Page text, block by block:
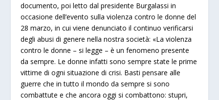
documento, poi letto dal presidente Burgalassi in
occasione dell’evento sulla violenza contro le donne del
28 marzo, in cui viene denunciato il continuo verificarsi
degli abusi di genere nella nostra società: «La violenza
contro le donne – si legge – è un fenomeno presente
da sempre. Le donne infatti sono sempre state le prime
vittime di ogni situazione di crisi. Basti pensare alle
guerre che in tutto il mondo da sempre si sono
combattute e che ancora oggi si combattono: stupri,